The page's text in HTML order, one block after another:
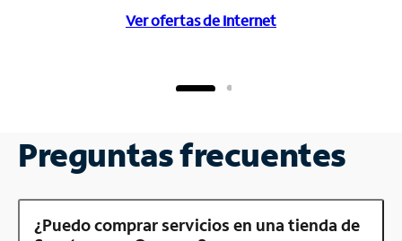
Ver ofertas de Internet
Preguntas frecuentes
¿Puedo comprar servicios en una tienda de